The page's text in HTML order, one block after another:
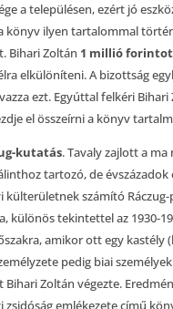
a településen, ezért jó
könyv ilyen tartalommal
Bihari Zoltán 1 millió forintot
elkülöníteni. A bizottság
ezt. Egyúttal felkéri
el összeírni a könyv
kutatás. Tavaly zajlott a ma
tartozó, de évszázadok
külterületnek számító Ráczug-
különös tekintettel az 1930-
amikor ott egy kastély
pedig biai
Bihari Zoltán végezte.
zsidóság emlékezete című